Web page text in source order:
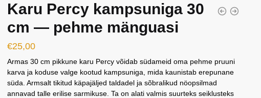
Karu Percy kampsuniga 30
cm — pehme mänguasi
€25,00
Armas 30 cm pikkune karu Percy võidab südameid oma pehme pruuni
karva ja koduse valge kootud kampsuniga, mida kaunistab erepunane
süda. Armsalt tikitud käpajäljed taldadel ja sõbralikud nöopsilmad
annavad talle erilise sarmikuse. Ta on alati valmis suurteks seiklusteks